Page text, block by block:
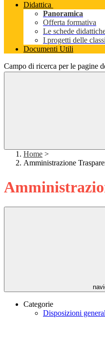
Didattica
Panoramica
Offerta formativa
Le schede
I progetti delle classi
Documenti Utili
Campo di ricerca per le pagine
Home >
Amministrazione
Categorie
Disposizioni